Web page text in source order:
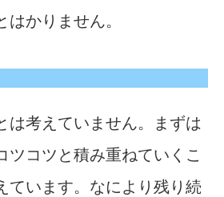
かりません。
は考えていません。まずは
ツコツと積み重ねていくこ
ています。なにより残り続